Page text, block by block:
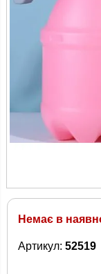
Немає в
Артикул: 52519